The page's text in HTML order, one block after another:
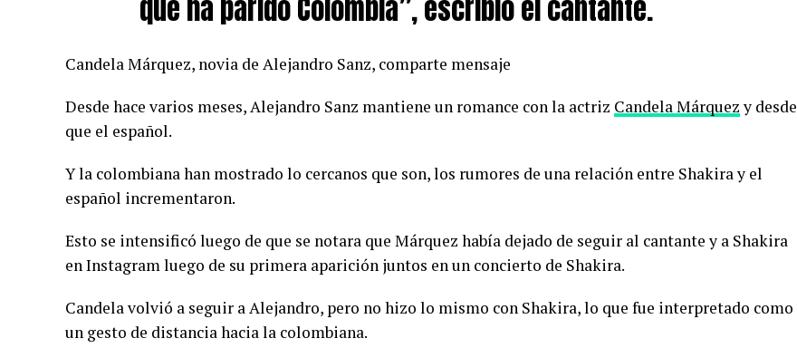
que ha parido Colombia”, escribió el cantante.
Candela Márquez, novia de Alejandro Sanz, comparte mensaje
Desde hace varios meses, Alejandro Sanz mantiene un romance con la actriz Candela Márquezy desde
que el español.
Y la colombiana han mostrado lo cercanos que son, los rumores de una relación entre Shakira y el
español incrementaron.
Esto se intensificó luego de que se notara que Márquez había dejado de seguir al cantante y a Shakira
en Instagram luego de su primera aparición juntos en un concierto de Shakira.
Candela volvió a seguir a Alejandro, pero no hizo lo mismo con Shakira, lo que fue interpretado como
un gesto de distancia hacia la colombiana.